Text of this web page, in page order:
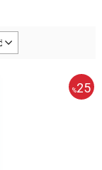
%25